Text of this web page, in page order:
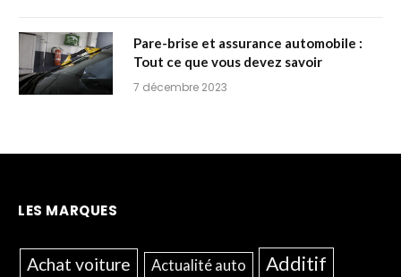
Pare-brise et assurance automobile :
Tout ce que vous devez savoir
7 décembre 2023
LES MARQUES
Achat voiture Actualité auto Additif